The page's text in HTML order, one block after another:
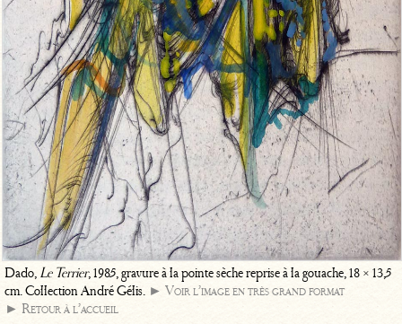
Dado, Le Terrier, 1985, gravure à la pointe sèche reprise à la gouache, 18 × 13,5
cm. Collection André Gélis. ► Voir l’image en très grand format
► Retour à l’accueil